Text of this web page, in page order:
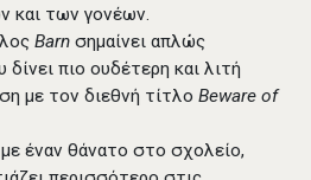
και των γονέων.
Barn σημαίνει απλώς
δίνει πιο ουδέτερη και λιτή
με τον διεθνή τίτλο Beware of
με έναν θάνατο στο σχολείο,